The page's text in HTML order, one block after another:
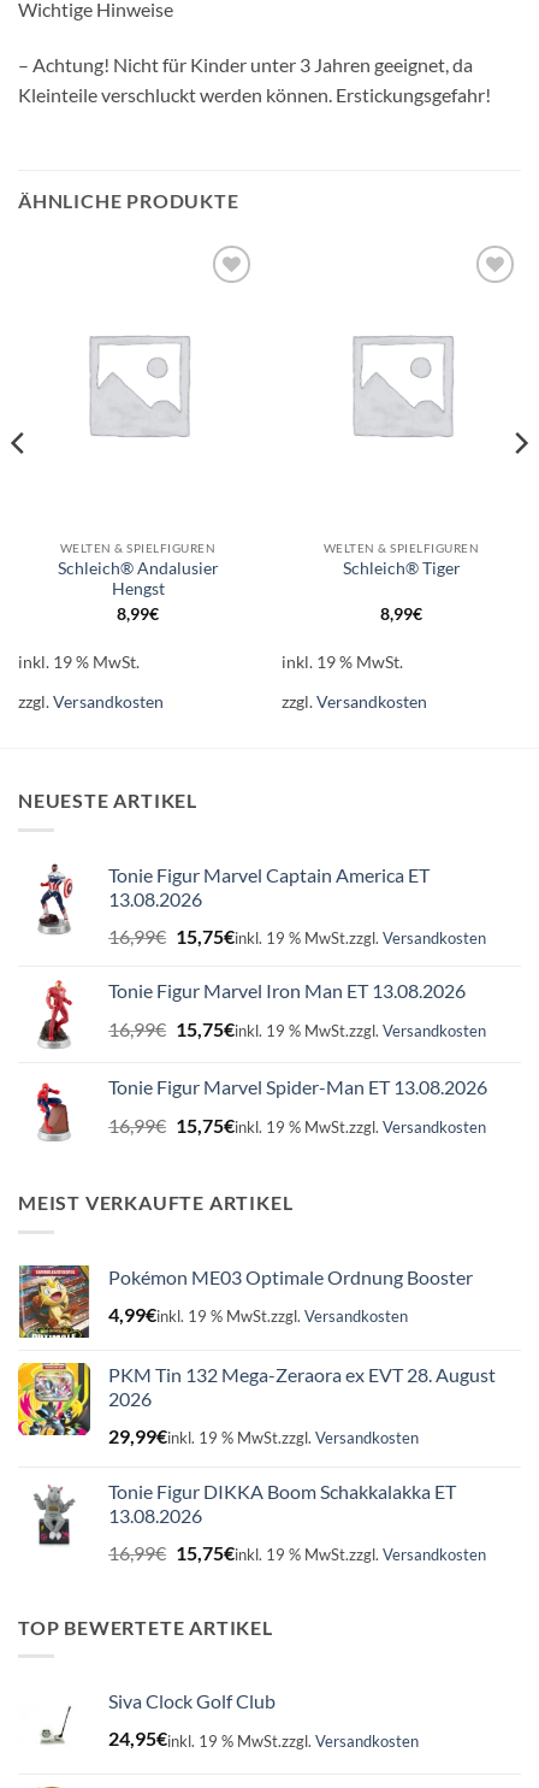
Wichtige Hinweise
– Achtung! Nicht für Kinder unter 3 Jahren geeignet, da
Kleinteile verschluckt werden können. Erstickungsgefahr!
ÄHNLICHE PRODUKTE
WELTEN & SPIELFIGUREN
Schleich® Andalusier
Hengst
8,99€
inkl. 19 % MwSt.
zzgl.Versandkosten
WELTEN & SPIELFIGUREN
Schleich® Tiger
8,99€
inkl. 19 % MwSt.
zzgl.Versandkosten
NEUESTE ARTIKEL
Tonie Figur Marvel Captain America ET
13.08.2026
16,99€ Ursprünglicher
Preis
16,99€
15,75€Aktueller
15,75€.
inkl. 19 % MwSt.zzgl. Versandkosten
Tonie Figur Marvel Iron Man ET 13.08.2026
16,99€ Ursprünglicher
Preis
16,99€
15,75€Aktueller
15,75€.
inkl. 19 % MwSt.zzgl. Versandkosten
Tonie Figur Marvel Spider-Man ET 13.08.2026
16,99€ Ursprünglicher
Preis
16,99€
15,75€Aktueller
15,75€.
inkl. 19 % MwSt.zzgl. Versandkosten
MEIST VERKAUFTE ARTIKEL
Pokémon ME03 Optimale Ordnung Booster
4,99€inkl. 19 % MwSt.zzgl. Versandkosten
PKM Tin 132 Mega-Zeraora ex EVT 28. August
2026
29,99€inkl. 19 % MwSt.zzgl. Versandkosten
Tonie Figur DIKKA Boom Schakkalakka ET
13.08.2026
16,99€ Ursprünglicher
Preis
16,99€
15,75€Aktueller
15,75€.
inkl. 19 % MwSt.zzgl. Versandkosten
TOP BEWERTETE ARTIKEL
Siva Clock Golf Club
24,95€inkl. 19 % MwSt.zzgl. Versandkosten